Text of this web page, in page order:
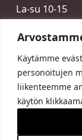
Käytämme
personoitujen
liikenteemme
käytön
La-su 10-15